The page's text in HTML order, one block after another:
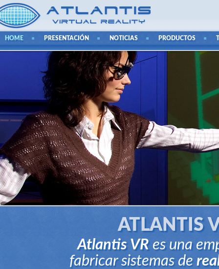
HOME PRESENTACIÓN NOTICIAS PRODUCTOS
ATLANTIS
Atlantis VRes una
fabricar sistemas de